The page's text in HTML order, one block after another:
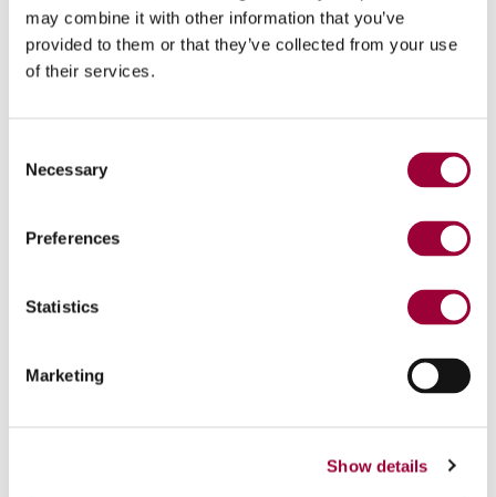
may combine it with other information that you’ve
provided to them or that they’ve collected from your use
of their services.
Selection
Necessary
Preferences
Statistics
Marketing
Show details
Genesi E1 A K40
Genesi E1 A K40